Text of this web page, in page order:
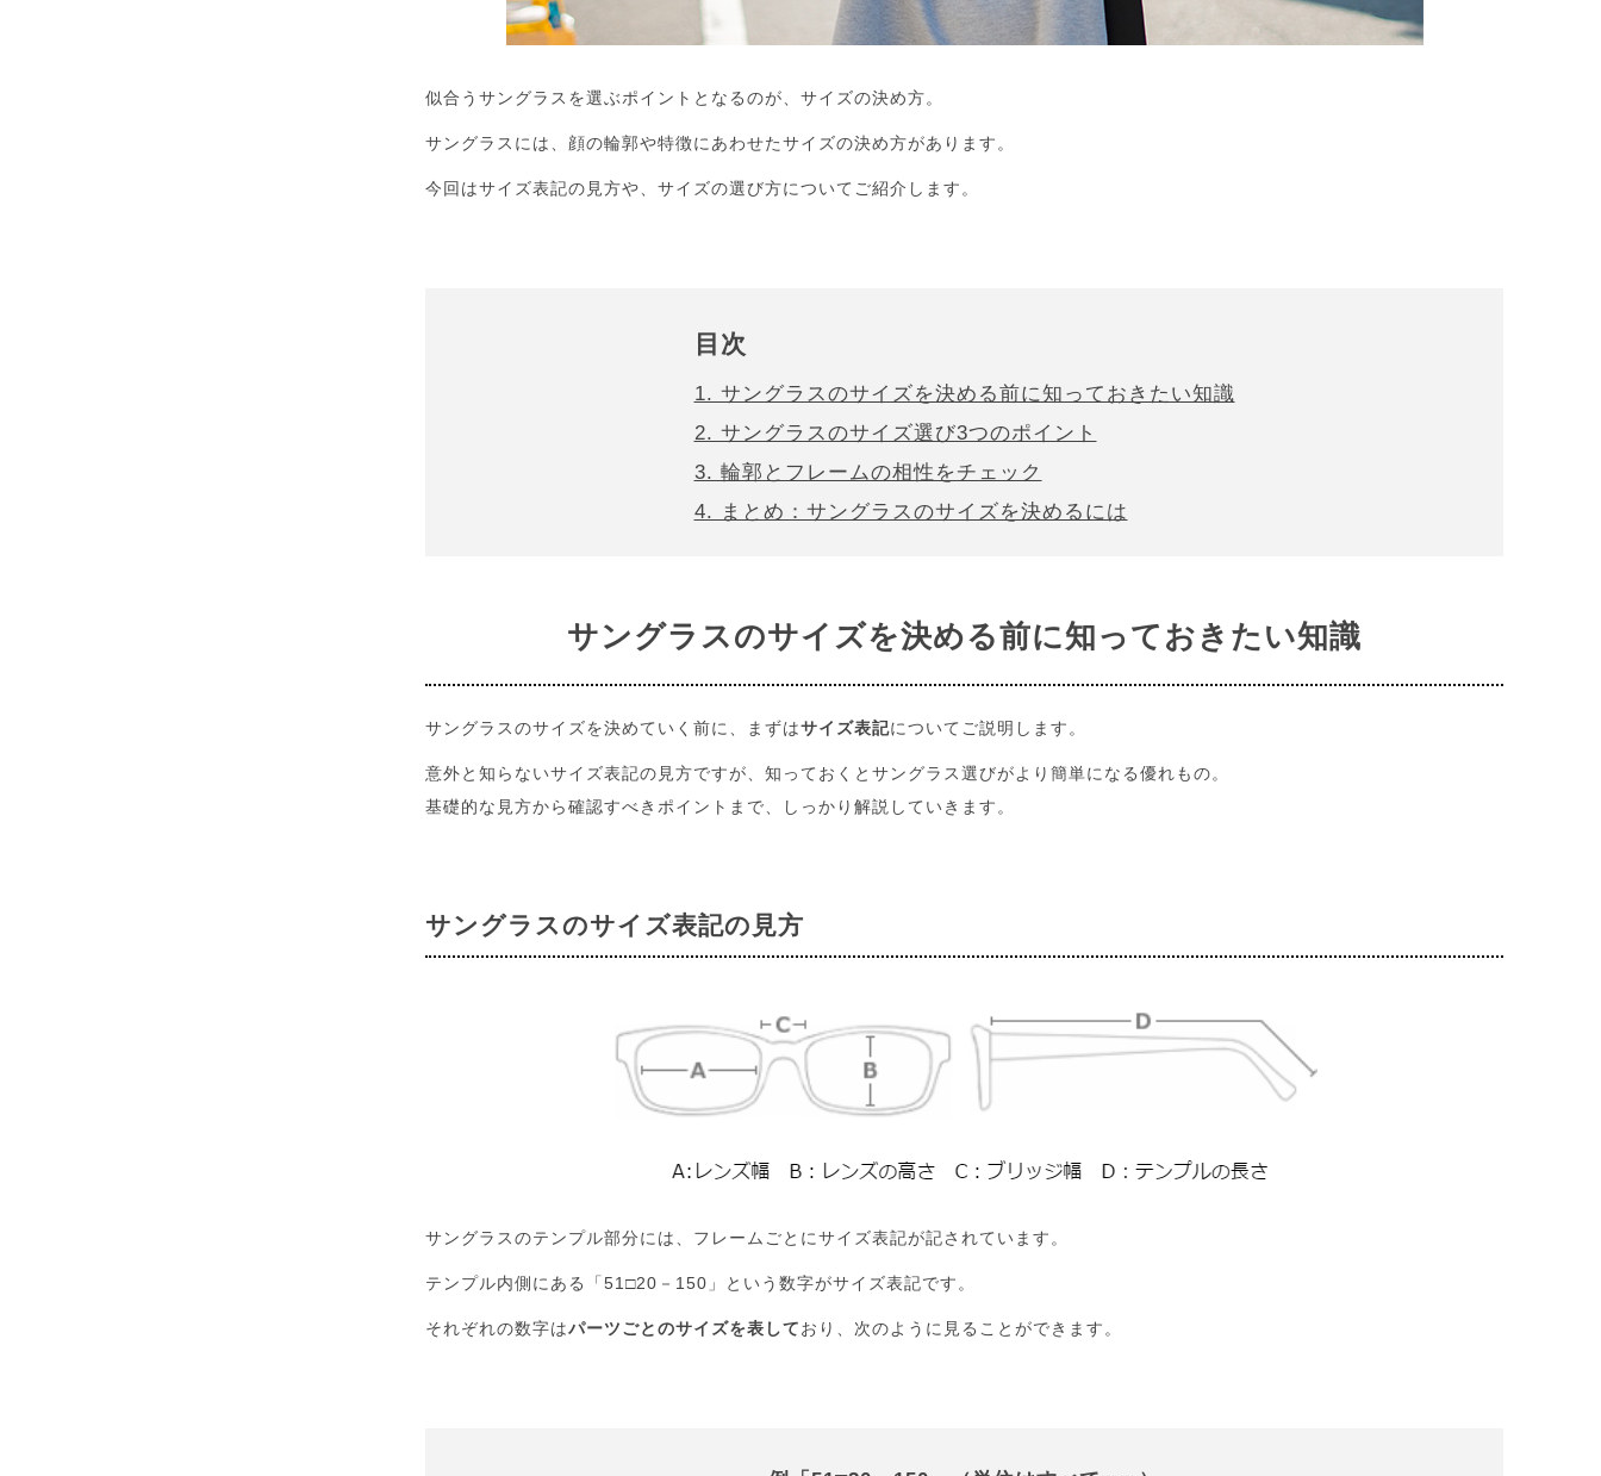
似合うサングラスを選ぶポイントとなるのが、サイズの決め方。
サングラスには、顔の輪郭や特徴にあわせたサイズの決め方があります。
今回はサイズ表記の見方や、サイズの選び方についてご紹介します。
目次
1. サングラスのサイズを決める前に知っておきたい知識
2. サングラスのサイズ選び3つのポイント
3. 輪郭とフレームの相性をチェック
4. まとめ：サングラスのサイズを決めるには
サングラスのサイズを決める前に知っておきたい知識
サングラスのサイズを決めていく前に、まずはサイズ表記についてご説明します。
意外と知らないサイズ表記の見方ですが、知っておくとサングラス選びがより簡単になる優れもの。
基礎的な見方から確認すべきポイントまで、しっかり解説していきます。
サングラスのサイズ表記の見方
サングラスのテンプル部分には、フレームごとにサイズ表記が記されています。
テンプル内側にある「51□20－150」という数字がサイズ表記です。
それぞれの数字はパーツごとのサイズを表しており、次のように見ることができます。